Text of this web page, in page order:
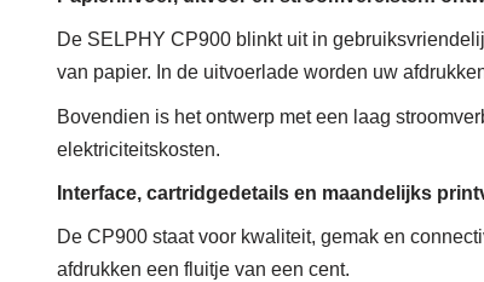
De SELPHY CP900 blinkt uit in
van papier. In de uitvoerlade worden uw
Bovendien is het ontwerp met een laag
elektriciteitskosten.
Interface, cartridgedetails en maandelijks
De CP900 staat voor kwaliteit, gemak en
afdrukken een fluitje van een cent.